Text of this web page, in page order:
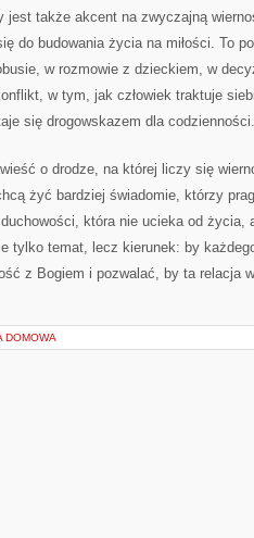
jest także akcent na zwyczajną
do budowania życia na miłości. To
w rozmowie z dzieckiem, w
w tym, jak człowiek traktuje
się drogowskazem dla codzienności.
o drodze, na której liczy się
żyć bardziej świadomie, którzy
która nie ucieka od życia,
tylko temat, lecz kierunek: by
z Bogiem i pozwalać, by ta relacja
DOMOWA